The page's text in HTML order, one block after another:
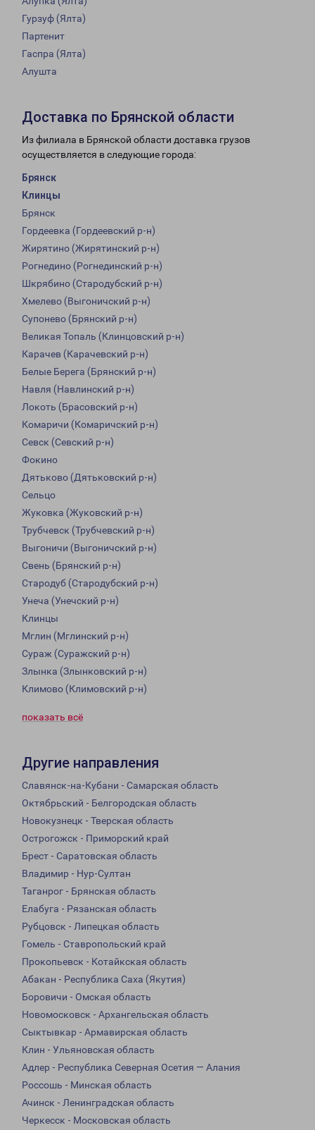
Гурзуф (Ялта)
Партенит
Гаспра (Ялта)
Алушта
Доставка по Брянской области
Из филиала в Брянской области доставка грузов
осуществляется в следующие города:
Брянск
Клинцы
Брянск
Гордеевка (Гордеевский р-н)
Жирятино (Жирятинский р-н)
Рогнедино (Рогнединский р-н)
Шкрябино (Стародубский р-н)
Хмелево (Выгоничский р-н)
Супонево (Брянский р-н)
Великая Топаль (Клинцовский р-н)
Карачев (Карачевский р-н)
Белые Берега (Брянский р-н)
Навля (Навлинский р-н)
Локоть (Брасовский р-н)
Комаричи (Комаричский р-н)
Севск (Севский р-н)
Фокино
Дятьково (Дятьковский р-н)
Сельцо
Жуковка (Жуковский р-н)
Трубчевск (Трубчевский р-н)
Выгоничи (Выгоничский р-н)
Свень (Брянский р-н)
Стародуб (Стародубский р-н)
Унеча (Унечский р-н)
Клинцы
Мглин (Мглинский р-н)
Сураж (Суражский р-н)
Злынка (Злынковский р-н)
Климово (Климовский р-н)
показать всё
Другие направления
Славянск-на-Кубани - Самарская область
Октябрьский - Белгородская область
Новокузнецк - Тверская область
Острогожск - Приморский край
Брест - Саратовская область
Владимир - Нур-Султан
Таганрог - Брянская область
Елабуга - Рязанская область
Рубцовск - Липецкая область
Гомель - Ставропольский край
Прокопьевск - Котайкская область
Абакан - Республика Саха (Якутия)
Боровичи - Омская область
Новомосковск - Архангельская область
Сыктывкар - Армавирская область
Клин - Ульяновская область
Адлер - Республика Северная Осетия — Алания
Россошь - Минская область
Ачинск - Ленинградская область
Черкесск - Московская область